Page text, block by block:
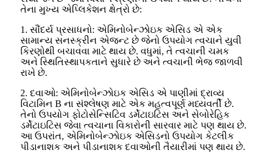
તેના મુખ્ય એપ્લિકેશન ક્ષેત્રો છે:
1. સૌંદર્ય પ્રસાધનો: એમિનોબેન્ઝોઇક એસિડ એ એક
સામાન્ય સનસ્ક્રીન એજન્ટ છે જેનો ઉપયોગ ત્વચાને યુવી
કિરણોથી બચાવવા માટે થાય છે. વધુમાં, તે ત્વચાની ચમક
અને સ્થિતિસ્થાપકતાને સુધારે છે અને ત્વચાની ભેજ જાળવી
રાખે છે.
2. દવાઓ: એમિનોબેન્ઝોઇક એસિડ એ પાણીમાં દ્રાવ્ય
વિટામિન B ના સંશ્લેષણ માટે એક મહત્વપૂર્ણ મધ્યવર્તી છે.
તેનો ઉપયોગ ફોટોસેન્સિટિવ ડર્મેટાઇટિસ અને સેબોરેહિક
ડર્મેટાઇટિસ જેવા ત્વચાના વિકારોની સારવાર માટે પણ થાય છે.
આ ઉપરાંત, એમિનોબેન્ઝોઇક એસિડનો ઉપયોગ કેટલીક
પીડાનાશક અને પીડાનાશક દવાઓની તૈયારીમાં પણ થાય છે.